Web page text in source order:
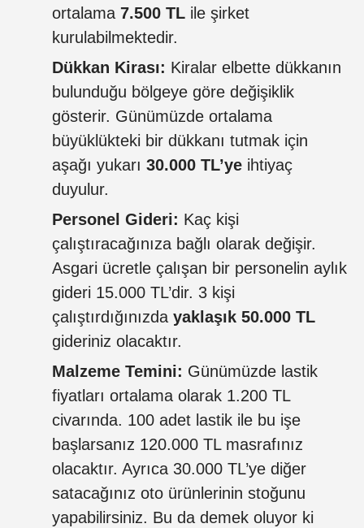
ortalama 7.500 TL ile şirket
kurulabilmektedir.
Dükkan Kirası: Kiralar elbette dükkanın
bulunduğu bölgeye göre değişiklik
gösterir. Günümüzde ortalama
büyüklükteki bir dükkanı tutmak için
aşağı yukarı 30.000 TL’ye ihtiyaç
duyulur.
Personel Gideri: Kaç kişi
çalıştıracağınıza bağlı olarak değişir.
Asgari ücretle çalışan bir personelin aylık
gideri 15.000 TL’dir. 3 kişi
çalıştırdığınızda yaklaşık 50.000 TL
gideriniz olacaktır.
Malzeme Temini: Günümüzde lastik
fiyatları ortalama olarak 1.200 TL
civarında. 100 adet lastik ile bu işe
başlarsanız 120.000 TL masrafınız
olacaktır. Ayrıca 30.000 TL’ye diğer
satacağınız oto ürünlerinin stoğunu
yapabilirsiniz. Bu da demek oluyor ki